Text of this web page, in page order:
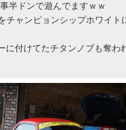
半ドンで遊んでますｗｗ
チャンピョンシップホワイト
に付けてたチタンノブも奪わ